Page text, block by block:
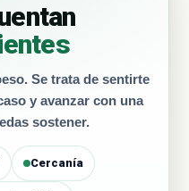
Se trata de sentirte
y avanzar con una
sostener.
Cercanía